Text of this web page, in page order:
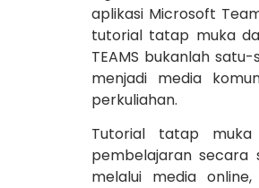
aplikasi Microsoft
tutorial tatap muka
TEAMS bukanlah
menjadi media
perkuliahan.
Tutorial tatap muka
pembelajaran secara
melalui media